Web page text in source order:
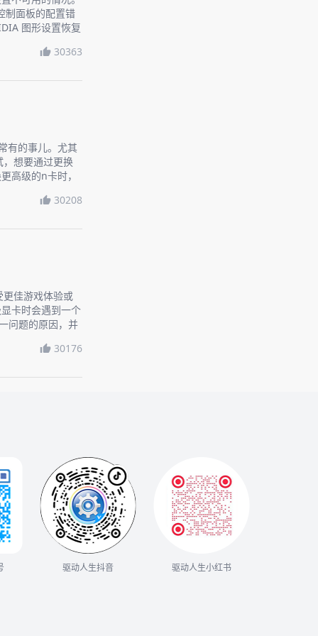
制面板的配置错
图形设置恢复
30363
有的事儿。尤其
想要通过更换
高级的n卡时，
30208
更佳游戏体验或
卡时会遇到一个
问题的原因，并
30176
驱动人生抖音 驱动人生小红书